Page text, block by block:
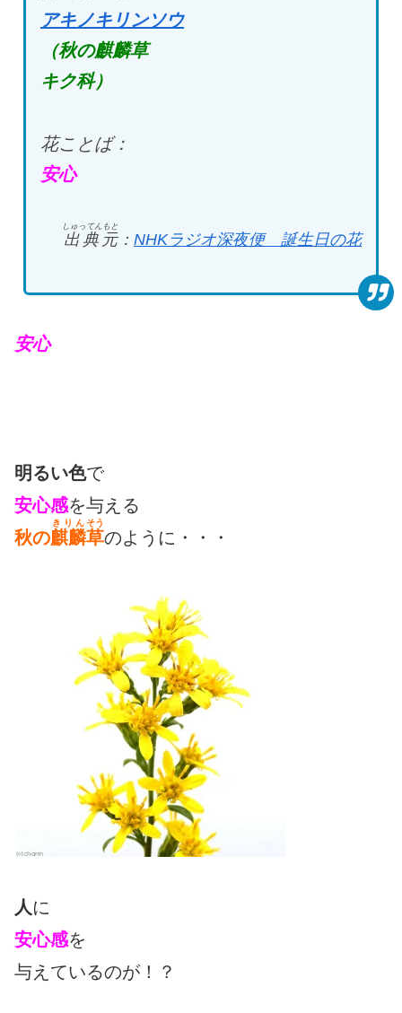
アキノキリンソウ
（秋の麒麟草
キク科）
花ことば：
安心
出典元
しゅってんもと
： NHKラジオ深夜便 誕生日の花
安心
明るい色で
安心感を与える
秋の麒麟
きりん
草
そう
のように・・・
人 に
安心感を
与えているのが！？